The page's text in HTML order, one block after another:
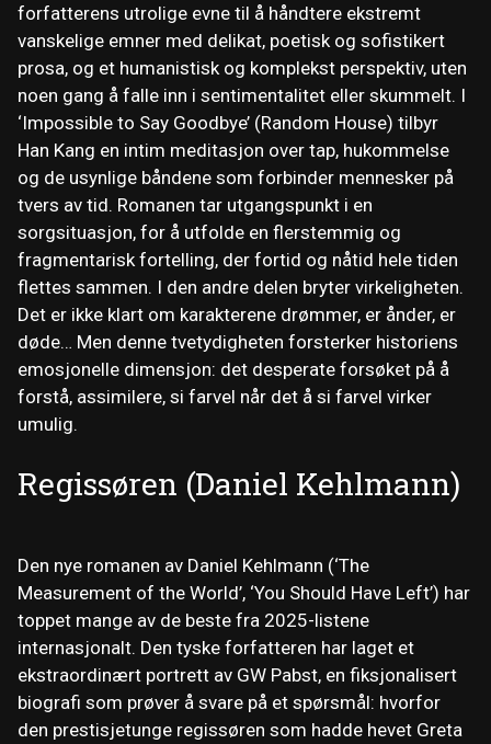
forfatterens utrolige evne til å håndtere ekstremt
vanskelige emner med delikat, poetisk og sofistikert
prosa, og et humanistisk og komplekst perspektiv, uten
noen gang å falle inn i sentimentalitet eller skummelt. I
‘Impossible to Say Goodbye’ (Random House) tilbyr
Han Kang en intim meditasjon over tap, hukommelse
og de usynlige båndene som forbinder mennesker på
tvers av tid. Romanen tar utgangspunkt i en
sorgsituasjon, for å utfolde en flerstemmig og
fragmentarisk fortelling, der fortid og nåtid hele tiden
flettes sammen. I den andre delen bryter virkeligheten.
Det er ikke klart om karakterene drømmer, er ånder, er
døde… Men denne tvetydigheten forsterker historiens
emosjonelle dimensjon: det desperate forsøket på å
forstå, assimilere, si farvel når det å si farvel virker
umulig.
Regissøren (Daniel Kehlmann)
Den nye romanen av Daniel Kehlmann (‘The
Measurement of the World’, ‘You Should Have Left’) har
toppet mange av de beste fra 2025-listene
internasjonalt. Den tyske forfatteren har laget et
ekstraordinært portrett av GW Pabst, en fiksjonalisert
biografi som prøver å svare på et spørsmål: hvorfor
den prestisjetunge regissøren som hadde hevet Greta